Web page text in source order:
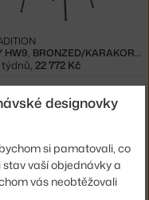
RELY HW9, BRONZED/KARAKORUM 003
týdnů, 22 772 Kč
designovky
si pamatovali, co
vaší objednávky a
vás neobtěžovali